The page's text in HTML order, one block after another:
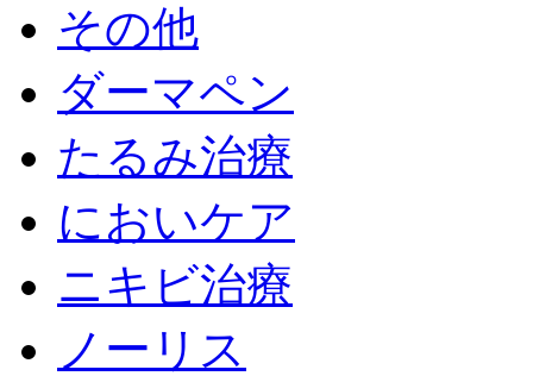
その他
ダーマペン
たるみ治療
においケア
ニキビ治療
ノーリス